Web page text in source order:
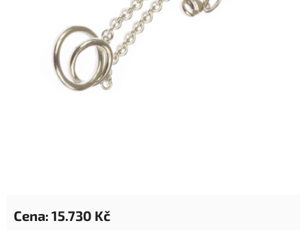
15.730 Kč